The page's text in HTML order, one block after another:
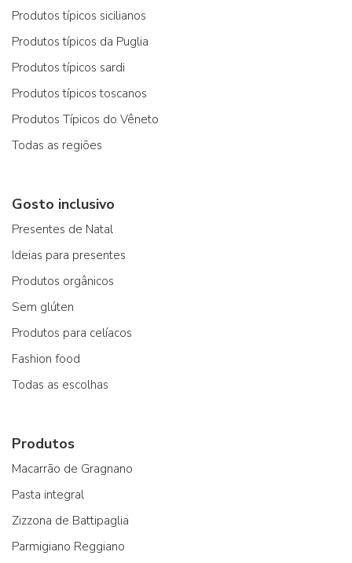
Produtos típicos sicilianos
Produtos típicos da Puglia
Produtos típicos sardi
Produtos típicos toscanos
Produtos Típicos do Vêneto
Todas as regiões
Gosto inclusivo
Presentes de Natal
Ideias para presentes
Produtos orgânicos
Sem glúten
Produtos para celíacos
Fashion food
Todas as escolhas
Produtos
Macarrão de Gragnano
Pasta integral
Zizzona de Battipaglia
Parmigiano Reggiano